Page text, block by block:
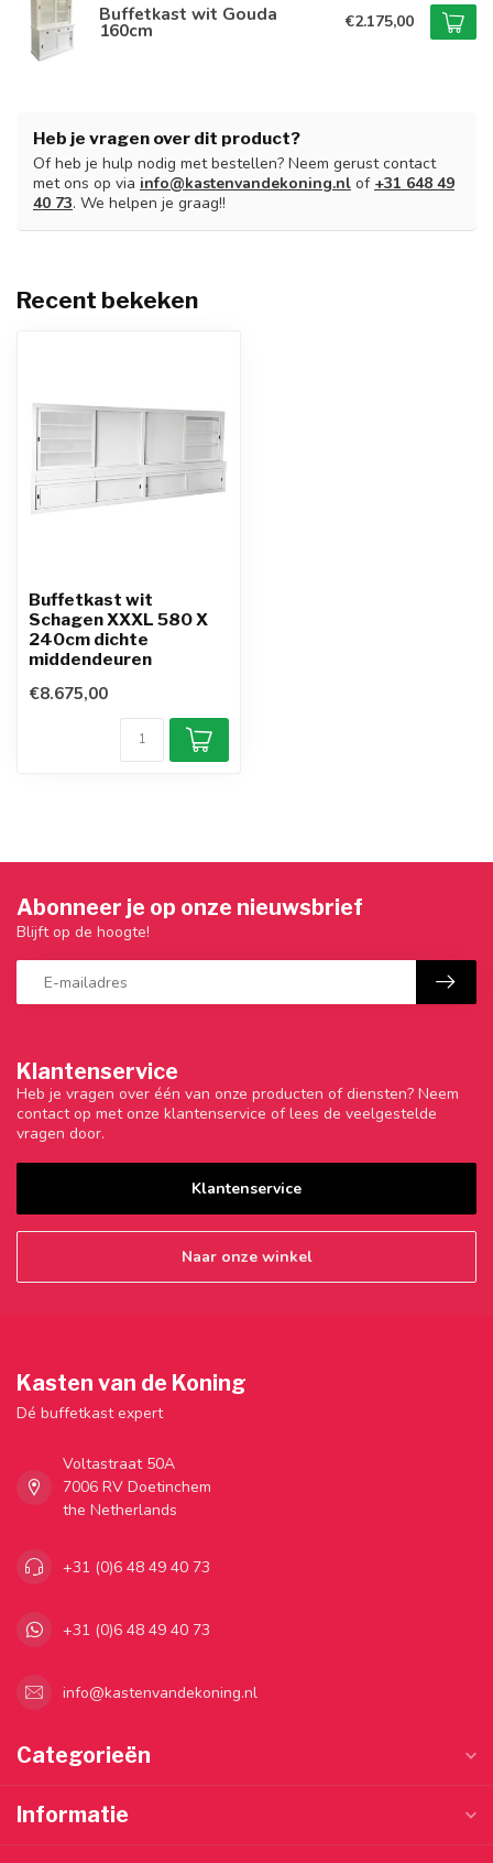
Buffetkast wit Gouda
160cm €2.175,00
Heb je vragen over dit product?
Of heb je hulp nodig met bestellen? Neem gerust contact
met ons op via info@kastenvandekoning.nl of +31 648 49
40 73. We helpen je graag!!
Recent bekeken
Buffetkast wit
Schagen XXXL 580 X
240cm dichte
middendeuren
€8.675,00
Klantenservice
Heb je vragen over één van onze producten of diensten? Neem
contact op met onze klantenservice of lees de veelgestelde
vragen door.
Klantenservice
Naar onze winkel
Abonneer je op onze nieuwsbrief
Blijft op de hoogte!
Kasten van de Koning
Dé buffetkast expert
Voltastraat 50A
7006 RV Doetinchem
the Netherlands
+31 (0)6 48 49 40 73
+31 (0)6 48 49 40 73
info@kastenvandekoning.nl
Categorieën
Informatie